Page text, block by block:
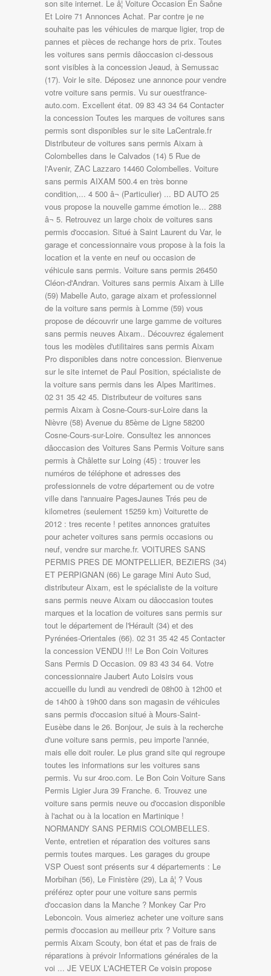
son site internet. Le â¦ Voiture Occasion En Saône
Et Loire 71 Annonces Achat. Par contre je ne
souhaite pas les véhicules de marque ligier, trop de
pannes et pièces de rechange hors de prix. Toutes
les voitures sans permis dâoccasion ci-dessous
sont visibles à la concession Jeaud, à Semussac
(17). Voir le site. Déposez une annonce pour vendre
votre voiture sans permis. Vu sur ouestfrance-
auto.com. Excellent état. 09 83 43 34 64 Contacter
la concession Toutes les marques de voitures sans
permis sont disponibles sur le site LaCentrale.fr
Distributeur de voitures sans permis Aixam à
Colombelles dans le Calvados (14) 5 Rue de
l'Avenir, ZAC Lazzaro 14460 Colombelles. Voiture
sans permis AIXAM 500.4 en très bonne
condition,... 4 500 â¬ (Particulier) ... BD AUTO 25
vous propose la nouvelle gamme émotion le... 288
â¬ 5. Retrouvez un large choix de voitures sans
permis d'occasion. Situé à Saint Laurent du Var, le
garage et concessionnaire vous propose à la fois la
location et la vente en neuf ou occasion de
véhicule sans permis. Voiture sans permis 26450
Cléon-d'Andran. Voitures sans permis Aixam à Lille
(59) Mabelle Auto, garage aixam et professionnel
de la voiture sans permis à Lomme (59) vous
propose de découvrir une large gamme de voitures
sans permis neuves Aixam.. Découvrez également
tous les modèles d'utilitaires sans permis Aixam
Pro disponibles dans notre concession. Bienvenue
sur le site internet de Paul Position, spécialiste de
la voiture sans permis dans les Alpes Maritimes.
02 31 35 42 45. Distributeur de voitures sans
permis Aixam à Cosne-Cours-sur-Loire dans la
Nièvre (58) Avenue du 85ème de Ligne 58200
Cosne-Cours-sur-Loire. Consultez les annonces
dâoccasion des Voitures Sans Permis Voiture sans
permis à Châlette sur Loing (45) : trouver les
numéros de téléphone et adresses des
professionnels de votre département ou de votre
ville dans l'annuaire PagesJaunes Trés peu de
kilometres (seulement 15259 km) Voiturette de
2012 : tres recente ! petites annonces gratuites
pour acheter voitures sans permis occasions ou
neuf, vendre sur marche.fr. VOITURES SANS
PERMIS PRES DE MONTPELLIER, BEZIERS (34)
ET PERPIGNAN (66) Le garage Mini Auto Sud,
distributeur Aixam, est le spécialiste de la voiture
sans permis neuve Aixam ou dâoccasion toutes
marques et la location de voitures sans permis sur
tout le département de l'Hérault (34) et des
Pyrénées-Orientales (66). 02 31 35 42 45 Contacter
la concession VENDU !!! Le Bon Coin Voitures
Sans Permis D Occasion. 09 83 43 34 64. Votre
concessionnaire Jaubert Auto Loisirs vous
accueille du lundi au vendredi de 08h00 à 12h00 et
de 14h00 à 19h00 dans son magasin de véhicules
sans permis d'occasion situé à Mours-Saint-
Eusèbe dans le 26. Bonjour, Je suis à la recherche
d'une voiture sans permis, peu importe l'année,
mais elle doit rouler. Le plus grand site qui regroupe
toutes les informations sur les voitures sans
permis. Vu sur 4roo.com. Le Bon Coin Voiture Sans
Permis Ligier Jura 39 Franche. 6. Trouvez une
voiture sans permis neuve ou d'occasion disponible
à l'achat ou à la location en Martinique !
NORMANDY SANS PERMIS COLOMBELLES.
Vente, entretien et réparation des voitures sans
permis toutes marques. Les garages du groupe
VSP Ouest sont présents sur 4 départements : Le
Morbihan (56), Le Finistère (29), La â¦ ? Vous
préférez opter pour une voiture sans permis
d'occasion dans la Manche ? Monkey Car Pro
Leboncoin. Vous aimeriez acheter une voiture sans
permis d'occasion au meilleur prix ? Voiture sans
permis Aixam Scouty, bon état et pas de frais de
réparations à prévoir Informations générales de la
voi ... JE VEUX L'ACHETER Ce voisin propose